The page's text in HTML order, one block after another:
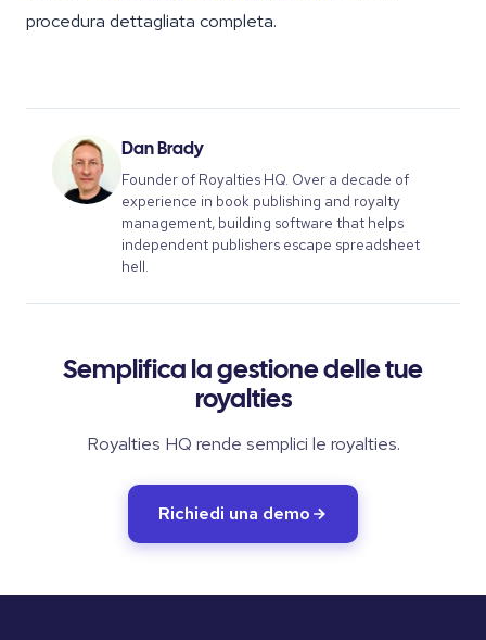
procedura dettagliata completa.
Dan Brady
Founder of Royalties HQ. Over a decade of
experience in book publishing and royalty
management, building software that helps
independent publishers escape spreadsheet
hell.
Semplifica la gestione delle tue
royalties
Royalties HQ rende semplici le royalties.
Richiedi una demo